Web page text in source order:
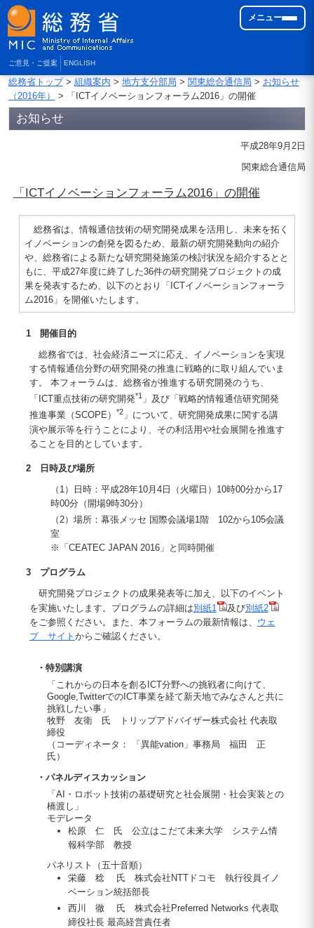
ご意見・ご提案 ENGLISH
メニュー
総務省トップ> 組織案内 > 地方支分部局 > 関東総合通信局 > お知らせ
（2016年）
> 「ICTイノベーションフォーラム2016」の開催
お知らせ
平成28年9月2日
関東総合通信局
「ICTイノベーションフォーラム2016」の開催
総務省は、情報通信技術の研究開発成果を活用し、未来を拓く
イノベーションの創発を図るため、最新の研究開発動向の紹介
や、総務省による新たな研究開発施策の検討状況を紹介するとと
もに、平成27年度に終了した36件の研究開発プロジェクトの成
果を発表するため、以下のとおり「ICTイノベーションフォーラ
ム2016」を開催いたします。
1 開催目的
総務省では、社会経済ニーズに応え、イノベーションを実現
する情報通信分野の研究開発の推進に戦略的に取り組んでいま
す。 本フォーラムは、総務省が推進する研究開発のうち、
「ICT重点技術の研究開発*1」及び「戦略的情報通信研究開発
推進事業（SCOPE）
*2」について、研究開発成果に関する講
演や展示等を行うことにより、その利活用や社会展開を推進す
ることを目的としています。
2 日時及び場所
（1）日時：平成28年10月4日（火曜日）10時00分から17
時00分（開場9時30分）
（2）場所：幕張メッセ 国際会議場1階 102から105会議
室
※「CEATEC JAPAN 2016」と同時開催
3 プログラム
研究開発プロジェクトの成果発表等に加え、以下のイベント
を実施いたします。プログラムの詳細は別紙1 及び別紙2
をご参照ください。また、本フォーラムの最新情報は、 ウェ
ブ サイト からご確認ください。
・特別講演
「これからの日本を創るICT分野への挑戦者に向けて、
Google,TwitterでのICT事業を経て新天地でみなさんと共に
挑戦したい事」
牧野 友衛 氏 トリップアドバイザー株式会社 代表取
締役
（コーディネータ： 「異能vation」事務局 福田 正
氏）
・パネルディスカッション
「AI・ロボット技術の基礎研究と社会展開・社会実装との
橋渡し」
モデレータ
松原 仁 氏 公立はこだて未来大学 システム情
報科学部 教授
パネリスト（五十音順）
栄藤 稔 氏 株式会社NTTドコモ 執行役員イノ
ベーション統括部長
西川 徹 氏 株式会社Preferred Networks 代表取
締役社長 最高経営責任者